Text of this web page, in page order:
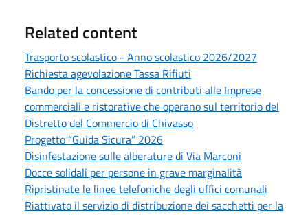
Related content
Trasporto scolastico - Anno scolastico 2026/2027
Richiesta agevolazione Tassa Rifiuti
Bando per la concessione di contributi alle Imprese
commerciali e ristorative che operano sul territorio del
Distretto del Commercio di Chivasso
Progetto “Guida Sicura” 2026
Disinfestazione sulle alberature di Via Marconi
Docce solidali per persone in grave marginalità
Ripristinate le linee telefoniche degli uffici comunali
Riattivato il servizio di distribuzione dei sacchetti per la